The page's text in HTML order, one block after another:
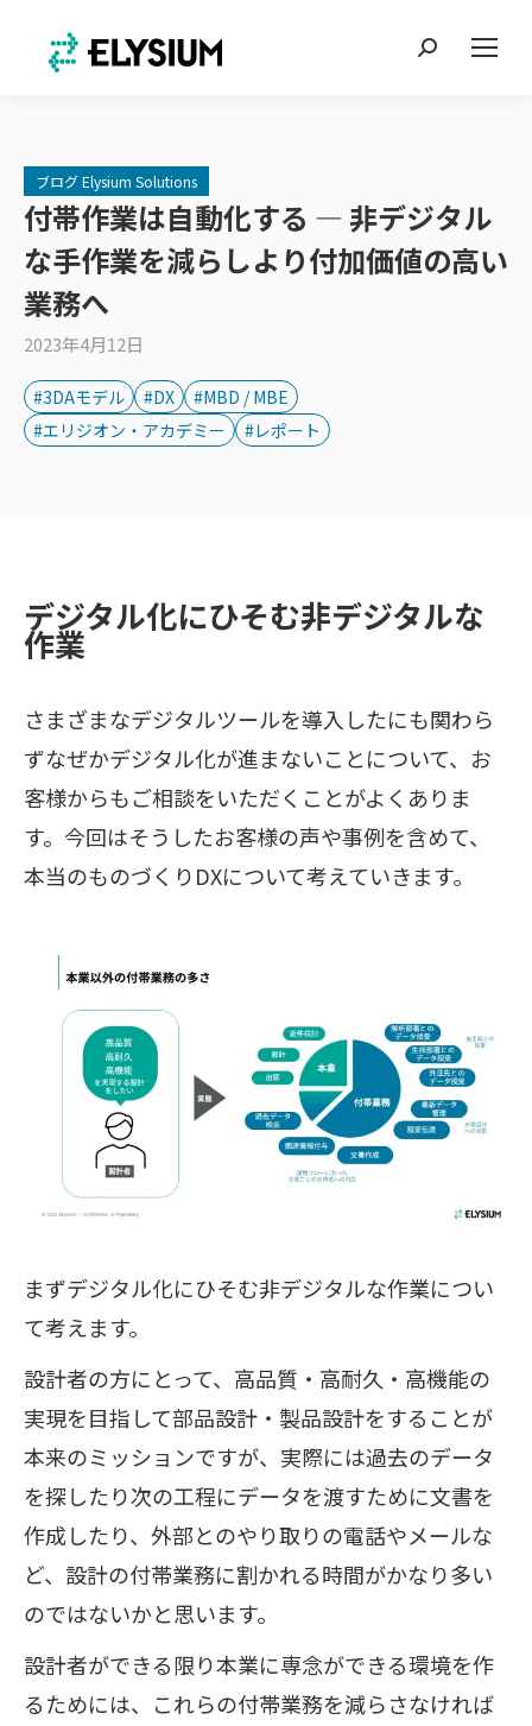
Search:
ブログ Elysium Solutions
付帯作業は自動化する ― 非デジタル
な手作業を減らしより付加価値の高い
業務へ
2023年4月12日
#3DAモデル #DX
#MBD / MBE
#エリジオン・アカデミー
#レポート
デジタル化にひそむ非デジタルな
作業
さまざまなデジタルツールを導入したにも関わら
ずなぜかデジタル化が進まないことについて、お
客様からもご相談をいただくことがよくありま
す。今回はそうしたお客様の声や事例を含めて、
本当のものづくりDXについて考えていきます。
まずデジタル化にひそむ非デジタルな作業につい
て考えます。
設計者の方にとって、高品質・高耐久・高機能の
実現を目指して部品設計・製品設計をすることが
本来のミッションですが、実際には過去のデータ
を探したり次の工程にデータを渡すために文書を
作成したり、外部とのやり取りの電話やメールな
ど、設計の付帯業務に割かれる時間がかなり多い
のではないかと思います。
設計者ができる限り本業に専念ができる環境を作
るためには、これらの付帯業務を減らさなければ